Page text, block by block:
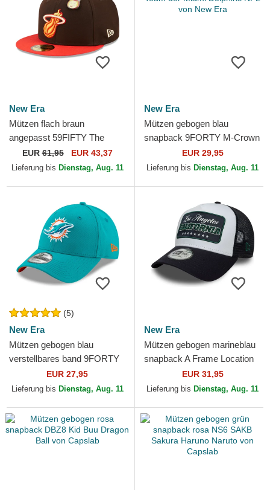
New Era
Mützen flach braun
angepasst 59FIFTY The
Elements Fire Pin der Miami
Heat NBA von New Era
EUR61,95 EUR 43,37
Lieferung bis Dienstag, Aug. 11
New Era
Mützen gebogen blau
snapback 9FORTY M-Crown
Team der Miami Dolphins
NFL von New Era
EUR 29,95
Lieferung bis Dienstag, Aug. 11
(5)
New Era
Mützen gebogen blau
verstellbares band 9FORTY
The League der Miami
Dolphins NFL von New Era
EUR 27,95
Lieferung bis Dienstag, Aug. 11
New Era
Mützen gebogen marineblau
snapback A Frame Location
der Los Angeles Ciudades y
Playas California...
EUR 31,95
Lieferung bis Dienstag, Aug. 11